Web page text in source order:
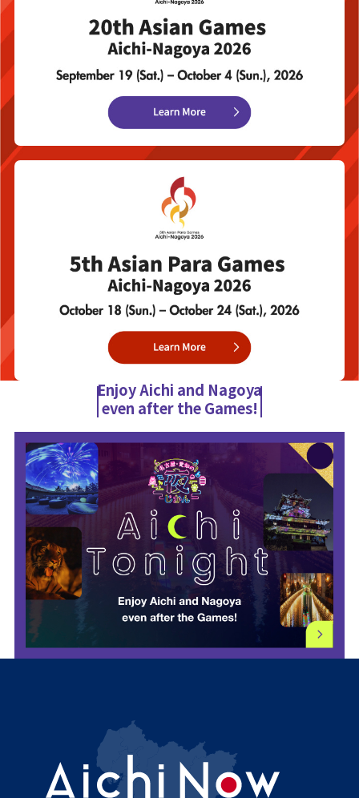
Enjoy Aichi and Nagoya
even after the Games!